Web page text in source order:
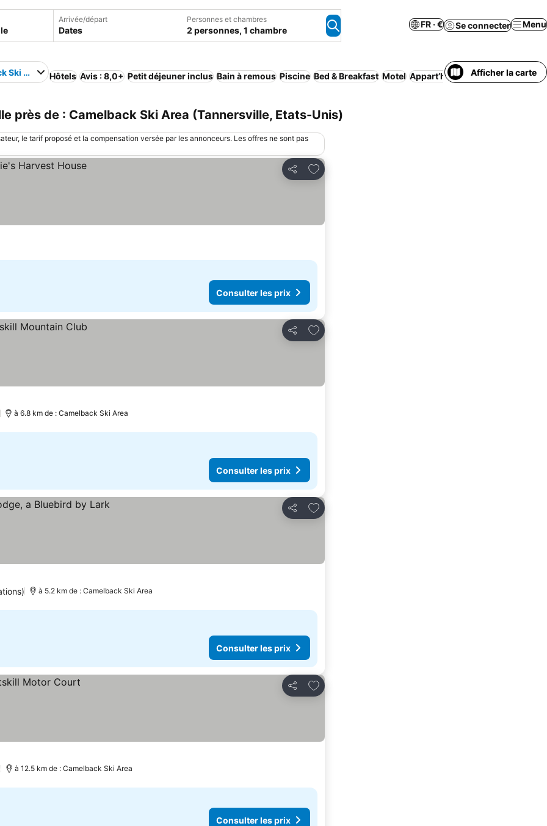
Arrivée/départ
Dates
Personnes et chambres
2 personnes, 1 chambre
FR · € Se connecter Menu
Ski Area Hôtels Avis : 8,0+ Petit déjeuner inclus Bain à remous Piscine Bed & Breakfast Motel Appart’hôtel Camping
Afficher la carte
près de : Camelback Ski Area (Tannersville, Etats-Unis)
le tarif proposé et la compensation versée par les annonceurs. Les offres ne sont pas
Partager
Ajouter à mes favoris
Consulter les prix
Partager
Ajouter à mes favoris
à 6.8 km de : Camelback Ski Area
Consulter les prix
Partager
Ajouter à mes favoris
à 5.2 km de : Camelback Ski Area
Consulter les prix
Partager
Ajouter à mes favoris
à 12.5 km de : Camelback Ski Area
Consulter les prix